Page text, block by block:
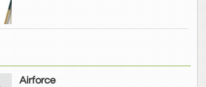
Airforce